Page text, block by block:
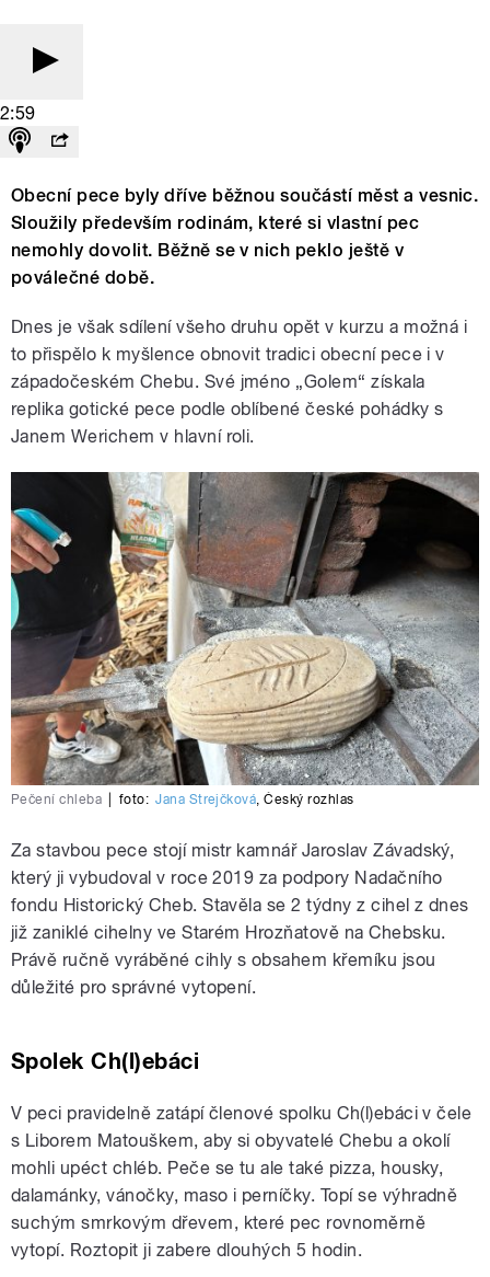
2:59
Obecní pece byly dříve běžnou součástí měst a vesnic.
Sloužily především rodinám, které si vlastní pec
nemohly dovolit. Běžně se v nich peklo ještě v
poválečné době.
Dnes je však sdílení všeho druhu opět v kurzu a možná i
to přispělo k myšlence obnovit tradici obecní pece i v
západočeském Chebu. Své jméno „Golem“ získala
replika gotické pece podle oblíbené české pohádky s
Janem Werichem v hlavní roli.
Pečení chleba foto: Jana Strejčková,Český rozhlas
Za stavbou pece stojí mistr kamnář Jaroslav Závadský,
který ji vybudoval v roce 2019 za podpory Nadačního
fondu Historický Cheb. Stavěla se 2 týdny z cihel z dnes
již zaniklé cihelny ve Starém Hrozňatově na Chebsku.
Právě ručně vyráběné cihly s obsahem křemíku jsou
důležité pro správné vytopení.
Spolek Ch(l)ebáci
V peci pravidelně zatápí členové spolku Ch(l)ebáci v čele
s Liborem Matouškem, aby si obyvatelé Chebu a okolí
mohli upéct chléb. Peče se tu ale také pizza, housky,
dalamánky, vánočky, maso i perníčky. Topí se výhradně
suchým smrkovým dřevem, které pec rovnoměrně
vytopí. Roztopit ji zabere dlouhých 5 hodin.